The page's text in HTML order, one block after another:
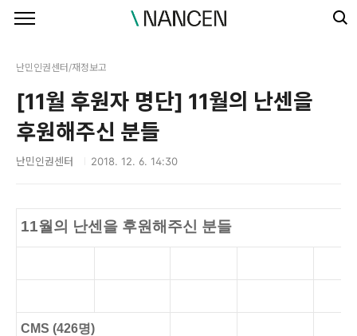
난민인권센터/재정보고
[11월 후원자 명단] 11월의 난센을
후원해주신 분들
난민인권센터 2018. 12. 6. 14:30
11월의 난센을 후원해주신 분들
CMS (426명)